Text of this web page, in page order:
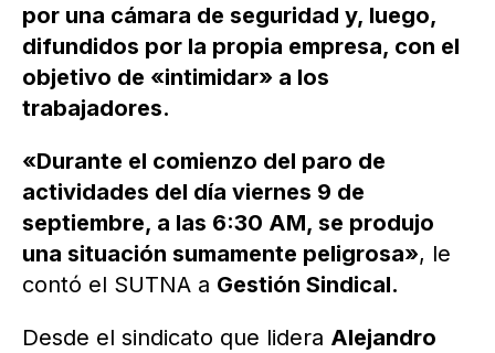
por una cámara de seguridad y, luego,
difundidos por la propia empresa, con el
objetivo de «intimidar» a los
trabajadores.
«Durante el comienzo del paro de
actividades del día viernes 9 de
septiembre, a las 6:30 AM, se produjo
una situación sumamente peligrosa», le
contó el SUTNA a Gestión Sindical.
Desde el sindicato que lidera Alejandro